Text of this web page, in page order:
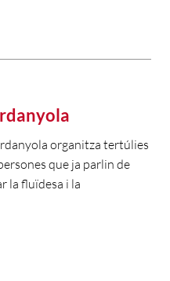
organitza tertúlies
que ja parlin de
la fluïdesa i la